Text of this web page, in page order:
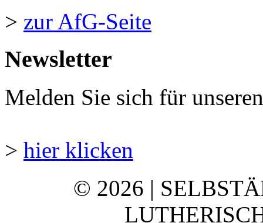
> zur AfG-Seite
Newsletter
Melden Sie sich für
> hier klicken
© 2026 |